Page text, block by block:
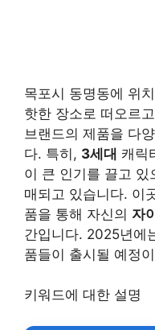
목포시 동명동에 위
핫한 장소로 떠오르
브랜드의 제품을 다
다. 특히, 3세대 캐릭
이 큰 인기를 끌고 있
매되고 있습니다. 이
품을 통해 자신의 자
간입니다. 2025년에
품들이 출시될 예정
키워드에 대한 설명